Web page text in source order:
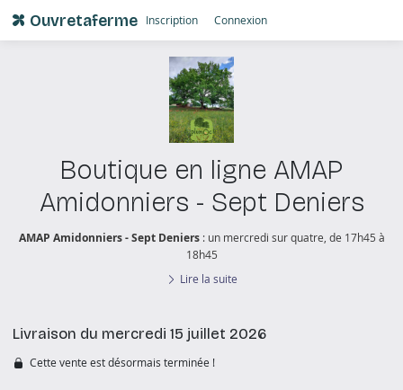
Ouvretaferme Inscription Connexion
Boutique en ligne AMAP
Amidonniers - Sept Deniers
AMAP Amidonniers - Sept Deniers: un mercredi sur quatre, de 17h45 à
18h45
Lire la suite
Livraison du mercredi 15 juillet 2026
Cette vente est désormais terminée !